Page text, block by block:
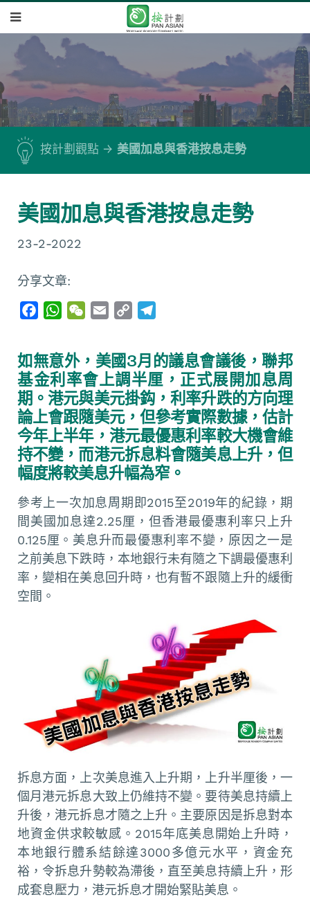
按計劃觀點 美國加息與香港按息走勢
美國加息與香港按息走勢
23-2-2022
分享文章:
e
b
o
o
k
W
t
A
p
p
W
h
a
t
i
l
y
L
i
n
k
e
g
a
m
如無意外，美國3月的議息會議後，聯邦
基金利率會上調半厘，正式展開加息周
期。港元與美元掛鈎，利率升跌的方向理
論上會跟隨美元，但參考實際數據，估計
今年上半年，港元最優惠利率較大機會維
持不變，而港元拆息料會隨美息上升，但
幅度將較美息升幅為窄。
參考上一次加息周期即2015至2019年的紀錄，期
間美國加息達2.25厘，但香港最優惠利率只上升
0.125厘。美息升而最優惠利率不變，原因之一是
之前美息下跌時，本地銀行未有隨之下調最優惠利
率，變相在美息回升時，也有暫不跟隨上升的緩衝
空間。
拆息方面，上次美息進入上升期，上升半厘後，一
個月港元拆息大致上仍維持不變。要待美息持續上
升後，港元拆息才隨之上升。主要原因是拆息對本
地資金供求較敏感。2015年底美息開始上升時，
本地銀行體系結餘達3000多億元水平，資金充
裕，令拆息升勢較為滯後，直至美息持續上升，形
成套息壓力，港元拆息才開始緊貼美息。